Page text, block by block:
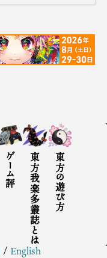
ゲーム評 東方我楽多叢誌とは 東方の遊び方
/ English